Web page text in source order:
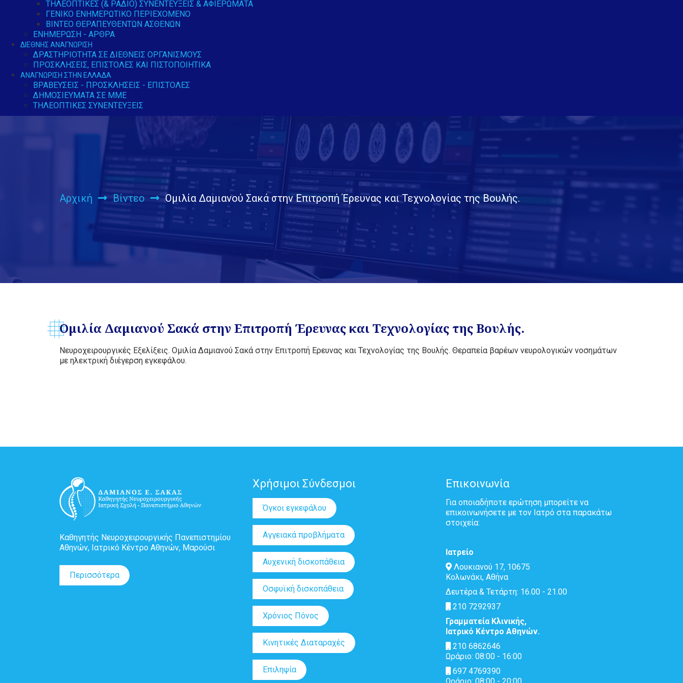
ΤΗΛΕΟΠΤΙΚΈΣ (& ΡΆΔΙΟ) ΣΥΝΕΝΤΕΎΞΕΙΣ & ΑΦΙΕΡΏΜΑΤΑ
ΓΕΝΙΚΌ ΕΝΗΜΕΡΩΤΙΚΌ ΠΕΡΙΕΧΌΜΕΝΟ
ΒΊΝΤΕΟ ΘΕΡΑΠΕΥΘΈΝΤΩΝ ΑΣΘΕΝΏΝ
ΕΝΗΜΈΡΩΣΗ - ΆΡΘΡΑ
ΔΙΕΘΝΉΣ ΑΝΑΓΝΏΡΙΣΗ
ΔΡΑΣΤΗΡΙΌΤΗΤΑ ΣΕ ΔΙΕΘΝΕΊΣ ΟΡΓΑΝΙΣΜΟΎΣ
ΠΡΟΣΚΛΉΣΕΙΣ, ΕΠΙΣΤΟΛΈΣ ΚΑΙ ΠΙΣΤΟΠΟΙΗΤΙΚΆ
ΑΝΑΓΝΏΡΙΣΗ ΣΤΗΝ ΕΛΛΆΔΑ
ΒΡΑΒΕΎΣΕΙΣ - ΠΡΟΣΚΛΉΣΕΙΣ - ΕΠΙΣΤΟΛΈΣ
ΔΗΜΟΣΙΕΎΜΑΤΑ ΣΕ ΜΜΕ
ΤΗΛΕΟΠΤΙΚΈΣ ΣΥΝΕΝΤΕΎΞΕΙΣ
Αρχική Βίντεο Ομιλία Δαμιανού Σακά στην Επιτροπή Έρευνας και Τεχνολογίας της Βουλής.
Ομιλία Δαμιανού Σακά στην Επιτροπή Έρευνας και Τεχνολογίας της Βουλής.
Νευροχειρουργικές Εξελίξεις. Ομιλία Δαμιανού Σακά στην Επιτροπή Ερευνας και Τεχνολογίας της Βουλής. Θεραπεία βαρέων νευρολογικών νοσημάτων
με ηλεκτρική διέγερση εγκεφάλου.
Καθηγητής Νευροχειρουργικής Πανεπιστημίου
Αθηνών, Ιατρικό Κέντρο Αθηνών, Μαρούσι
Περισσότερα
Χρήσιμοι Σύνδεσμοι
Όγκοι εγκεφάλου
Αγγειακά προβλήματα
Αυχενική δισκοπάθεια
Οσφυϊκή δισκοπάθεια
Χρόνιος Πόνος
Κινητικές Διαταραχές
Επιληψία
Επικοινωνία
Για οποιαδήποτε ερώτηση μπορείτε να
επικοινωνήσετε με τον Ιατρό στα παρακάτω
στοιχεία:
Ιατρείο
Λουκιανού 17, 10675
Κολωνάκι, Αθήνα
Δευτέρα & Τετάρτη: 16.00 - 21.00
210 7292937
Γραμματεία Κλινικής,
Ιατρικό Κέντρο Αθηνών.
210 6862646
Ωράριο: 08:00 - 16:00
697 4769390